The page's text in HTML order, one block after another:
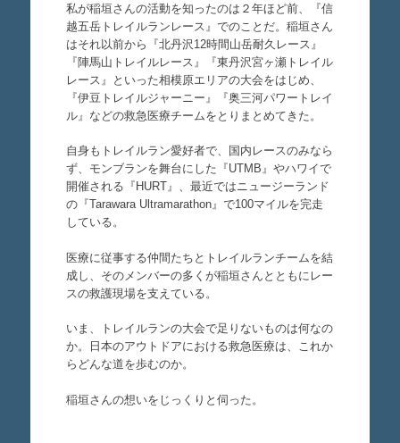
私が稲垣さんの活動を知ったのは２年ほど前、『信
越五岳トレイルランレース』でのことだ。稲垣さん
はそれ以前から『北丹沢12時間山岳耐久レース』
『陣馬山トレイルレース』『東丹沢宮ヶ瀬トレイル
レース』といった相模原エリアの大会をはじめ、
『伊豆トレイルジャーニー』『奥三河パワートレイ
ル』などの救急医療チームをとりまとめてきた。
自身もトレイルラン愛好者で、国内レースのみなら
ず、モンブランを舞台にした『UTMB』やハワイで
開催される『HURT』、最近ではニュージーランド
の『Tarawara Ultramarathon』で100マイルを完走
している。
医療に従事する仲間たちとトレイルランチームを結
成し、そのメンバーの多くが稲垣さんとともにレー
スの救護現場を支えている。
いま、トレイルランの大会で足りないものは何なの
か。日本のアウトドアにおける救急医療は、これか
らどんな道を歩むのか。
稲垣さんの想いをじっくりと伺った。